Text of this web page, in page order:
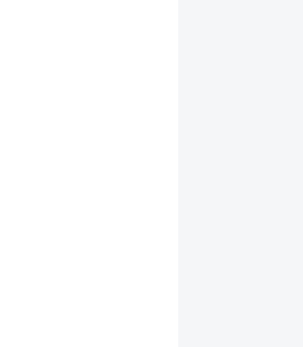
od společnosti